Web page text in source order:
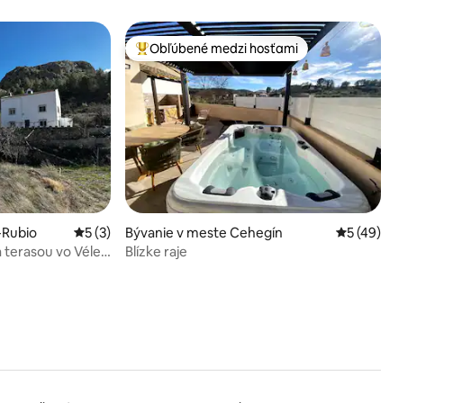
hodnotení: 53Priemerné ohodnotenie 5 z 5, počet hodnotení: 3
5 (3)
vo Vélez
Najobľúbenejšie medzi hosťami
Obľúbené medzi hosťami
Bývanie v meste Cehegín Priemerné
5 (49)
Blízke raje